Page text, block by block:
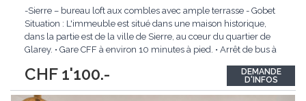
CHF 1'100.-
-Sierre – bureau loft aux combles avec ample terrasse - Gobet
Situation : L'immeuble est situé dans une maison historique,
dans la partie est de la ville de Sierre, au cœur du quartier de
Glarey. • Gare CFF à environ 10 minutes à pied. • Arrêt de bus à
commercial :...
DEMANDE
D'INFOS